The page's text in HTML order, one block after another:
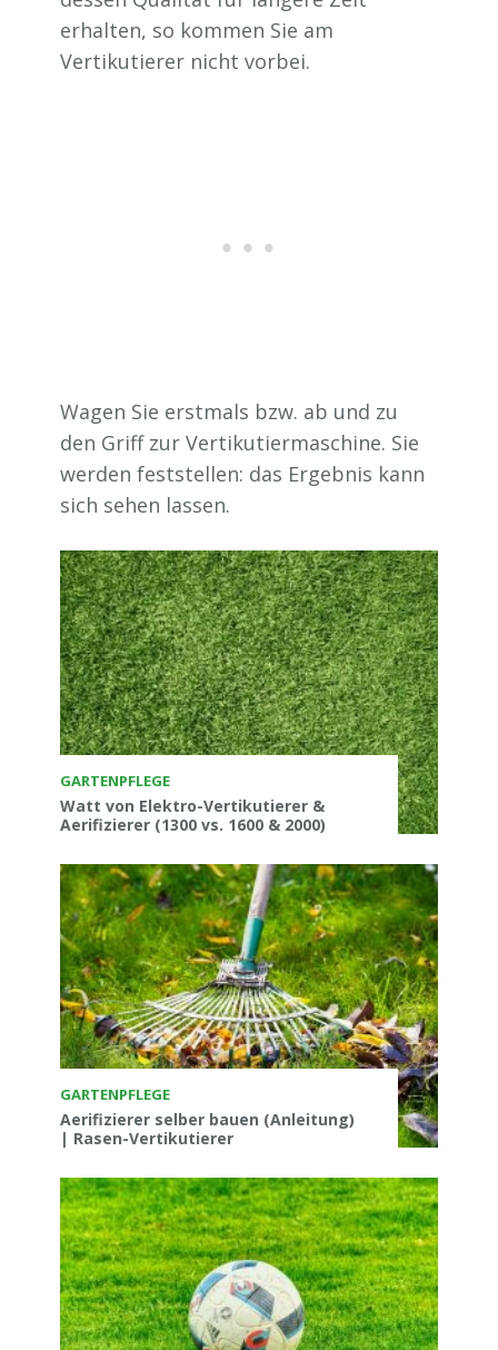
erhalten, so kommen Sie am
Vertikutierer nicht vorbei.
Wagen Sie erstmals bzw. ab und zu
den Griff zur Vertikutiermaschine. Sie
werden feststellen: das Ergebnis kann
sich sehen lassen.
GARTENPFLEGE
Watt von Elektro-Vertikutierer &
Aerifizierer (1300 vs. 1600 & 2000)
GARTENPFLEGE
Aerifizierer selber bauen (Anleitung)
| Rasen-Vertikutierer